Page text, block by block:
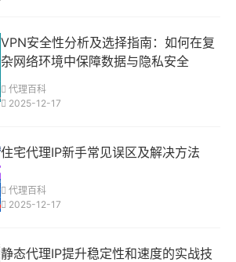
VPN安全性分析及选择指南：如何在复
杂网络环境中保障数据与隐私安全
代理百科
2025-12-17
住宅代理IP新手常见误区及解决方法
代理百科
2025-12-17
静态代理IP提升稳定性和速度的实战技